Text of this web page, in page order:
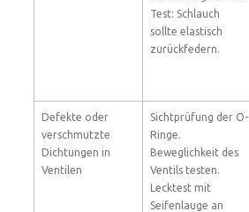
Test: Schlauch
sollte elastisch
zurückfedern.
Defekte oder
verschmutzte
Dichtungen in
Ventilen
Sichtprüfung der O-
Ringe.
Beweglichkeit des
Ventils testen.
Lecktest mit
Seifenlauge an